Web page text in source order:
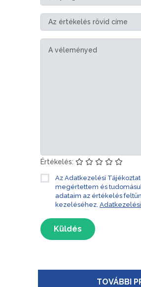
Értékelés:
Az Adatkezelési
megértettem és
adataim az értékelés
kezeléséhez.
Küldés
TOVÁBBI